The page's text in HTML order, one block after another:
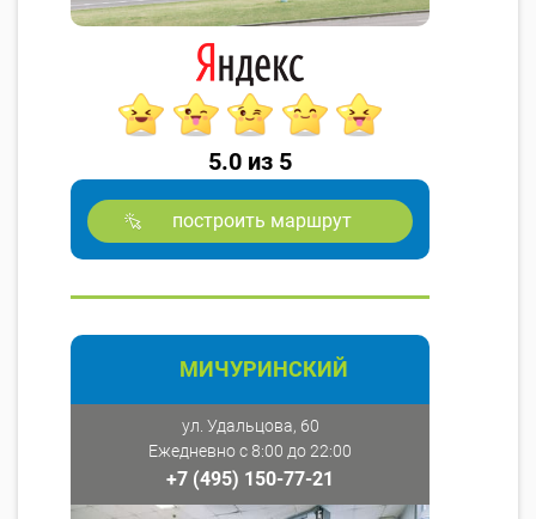
5.0 из 5
построить маршрут
МИЧУРИНСКИЙ
ул. Удальцова, 60
Ежедневно с 8:00 до 22:00
+7 (495) 150-77-21